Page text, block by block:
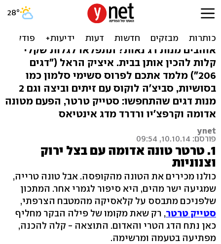
אוהבים מנות דג נאות? תתפלאו לגלות שקלי
קלות להכין אותן בבית. איציק הראל ("דגים
206") מלמד אתכם לפרוס סשימי סלמון כמו
בסושיות, סביצ'ה לוקוס עם זיתים וביצה וגם 2
מנות דגים שהתחפשו: סטייק טרטר, הפעם מטונה
אדומה וקרפצ'יו ורדרד מדג אינטיאס
ynet
פורסם: 10.10.14, 09:54
1. טרטר טונה אדומה עם בצל ירוק
וצנוניות
כולנו מכירים את הטונה מהקופסה. אבל טונה טרייה,
שמגיעה ישר מהים, היא סיפור לגמרי אחר. המתכון
שלפניכם מתבסס על קלאסיקה מהמטבח הצרפתי,
סטייק טרטר, רק שאת מקומו של פילה הבקר מחליף
כאן נתח הדג הטרי והאדום. התוצאה - קלה להכנה,
מפתיעה בטעמה ומרשימה.